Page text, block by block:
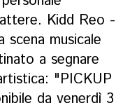
Kidd Reo -
musicale
a segnare
"PICKUP
da venerdì 3